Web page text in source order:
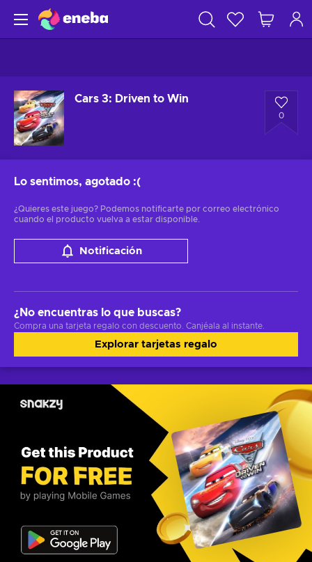
Cars 3: Driven to Win
0
Lo sentimos, agotado :(
¿Quieres este juego? Podemos notificarte por correo electrónico
cuando el producto vuelva a estar disponible.
Notificación
¿No encuentras lo que buscas?
Compra una tarjeta regalo con descuento. Canjéala al instante.
Explorar tarjetas regalo